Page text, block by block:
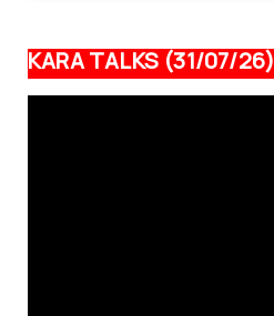
KARA TALKS (31/07/26)